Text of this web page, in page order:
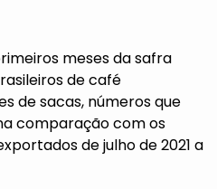
meses da safra
de café
de sacas, números que
comparação com os
de julho de 2021 a